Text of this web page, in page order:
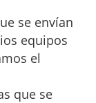
se envían
equipos
el
que se